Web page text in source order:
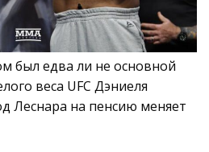
был едва ли не основной
веса UFC Дэниеля
Леснара на пенсию меняет